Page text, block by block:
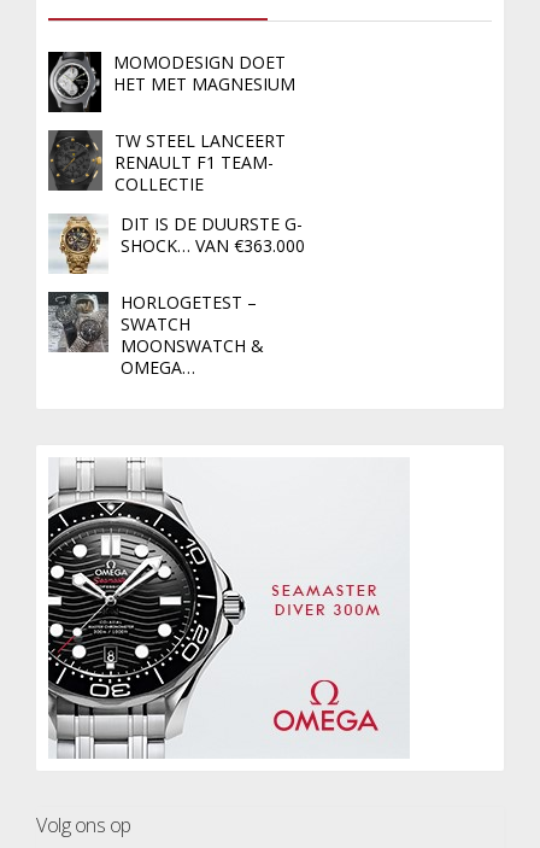
MOMODESIGN DOET
HET MET MAGNESIUM
TW STEEL LANCEERT
RENAULT F1 TEAM-
COLLECTIE
DIT IS DE DUURSTE G-
SHOCK… VAN €363.000
HORLOGETEST –
SWATCH
MOONSWATCH &
OMEGA…
Volg ons op